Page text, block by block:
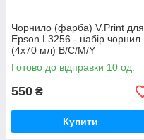
Чорнило (фарба) V.Print для
Epson L3256 - набір чорнил
(4х70 мл) B/C/M/Y
Готово до відправки 10 од.
550 ₴
Купити